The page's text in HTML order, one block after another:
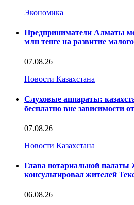
Экономика
Предприниматели Алматы
млн тенге на развитие малого
07.08.26
Новости Казахстана
Слуховые аппараты:
бесплатно вне зависимости
07.08.26
Новости Казахстана
Глава нотариальной палаты
консультировал жителей
06.08.26